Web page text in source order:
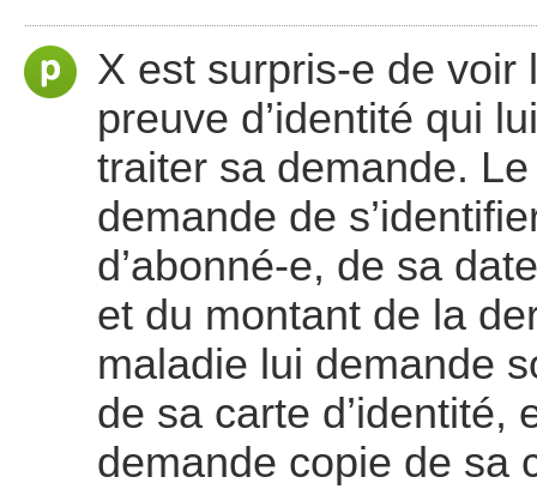
X est surpris-e de voir
preuve d’identité qui
traiter sa demande.
demande de
d’abonné-e, de sa
et du montant de la
maladie lui demande
de sa carte d’identité,
demande copie de sa